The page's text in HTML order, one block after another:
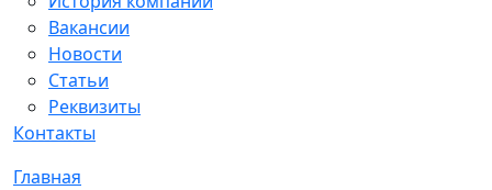
Вакансии
Новости
Статьи
Реквизиты
Контакты
Главная